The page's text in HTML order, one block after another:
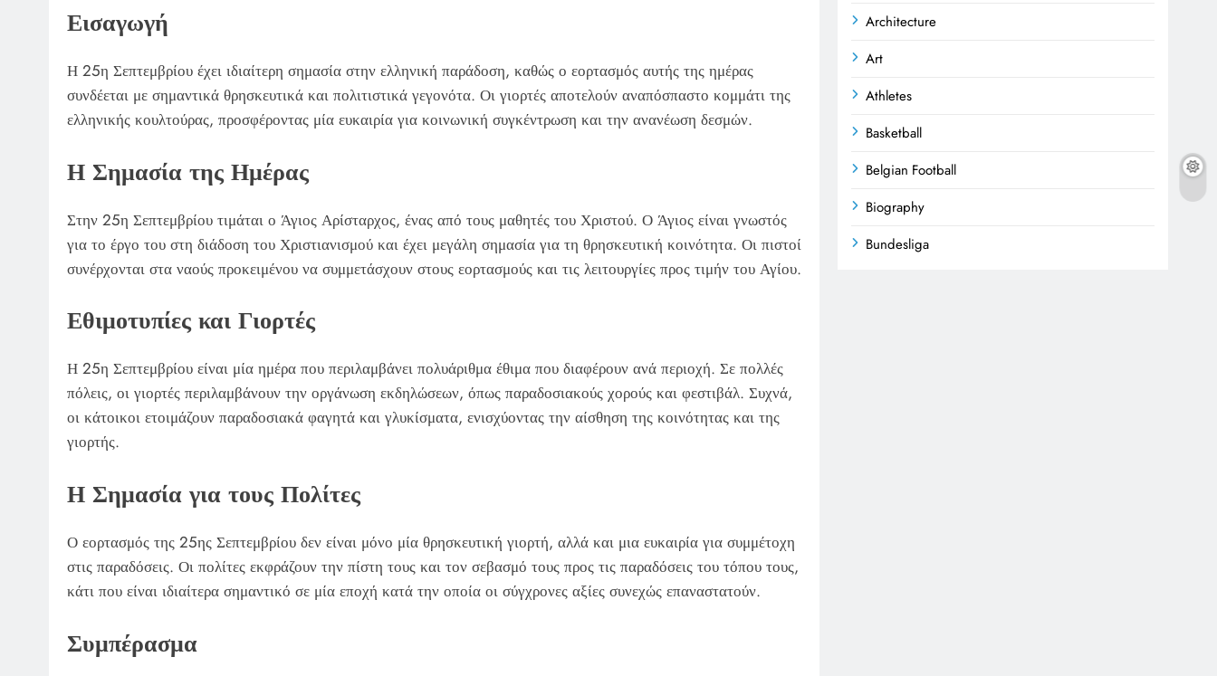
Εισαγωγή
Η 25η Σεπτεμβρίου έχει ιδιαίτερη σημασία στην ελληνική παράδοση, καθώς ο εορτασμός αυτής της ημέρας
συνδέεται με σημαντικά θρησκευτικά και πολιτιστικά γεγονότα. Οι γιορτές αποτελούν αναπόσπαστο κομμάτι της
ελληνικής κουλτούρας, προσφέροντας μία ευκαιρία για κοινωνική συγκέντρωση και την ανανέωση δεσμών.
Η Σημασία της Ημέρας
Στην 25η Σεπτεμβρίου τιμάται ο Άγιος Αρίσταρχος, ένας από τους μαθητές του Χριστού. Ο Άγιος είναι γνωστός
για το έργο του στη διάδοση του Χριστιανισμού και έχει μεγάλη σημασία για τη θρησκευτική κοινότητα. Οι πιστοί
συνέρχονται στα ναούς προκειμένου να συμμετάσχουν στους εορτασμούς και τις λειτουργίες προς τιμήν του Αγίου.
Εθιμοτυπίες και Γιορτές
Η 25η Σεπτεμβρίου είναι μία ημέρα που περιλαμβάνει πολυάριθμα έθιμα που διαφέρουν ανά περιοχή. Σε πολλές
πόλεις, οι γιορτές περιλαμβάνουν την οργάνωση εκδηλώσεων, όπως παραδοσιακούς χορούς και φεστιβάλ. Συχνά,
οι κάτοικοι ετοιμάζουν παραδοσιακά φαγητά και γλυκίσματα, ενισχύοντας την αίσθηση της κοινότητας και της
γιορτής.
Η Σημασία για τους Πολίτες
Ο εορτασμός της 25ης Σεπτεμβρίου δεν είναι μόνο μία θρησκευτική γιορτή, αλλά και μια ευκαιρία για συμμέτοχη
στις παραδόσεις. Οι πολίτες εκφράζουν την πίστη τους και τον σεβασμό τους προς τις παραδόσεις του τόπου τους,
κάτι που είναι ιδιαίτερα σημαντικό σε μία εποχή κατά την οποία οι σύγχρονες αξίες συνεχώς επαναστατούν.
Συμπέρασμα
Architecture
Art
Athletes
Basketball
Belgian Football
Biography
Bundesliga